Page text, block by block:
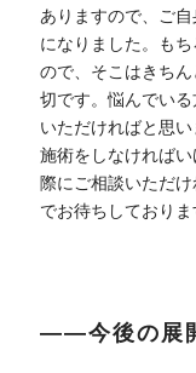
ありますので、ご
になりました。も
ので、そこはきち
切です。悩んでい
いただければと思
施術をしなければ
際にご相談いただ
でお待ちしておりま
――今後の展